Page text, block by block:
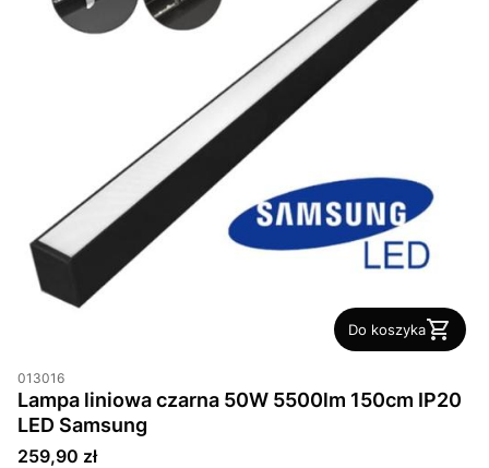
Do koszyka
013016
Lampa liniowa czarna 50W 5500lm 150cm IP20
LED Samsung
Cena
259,90 zł